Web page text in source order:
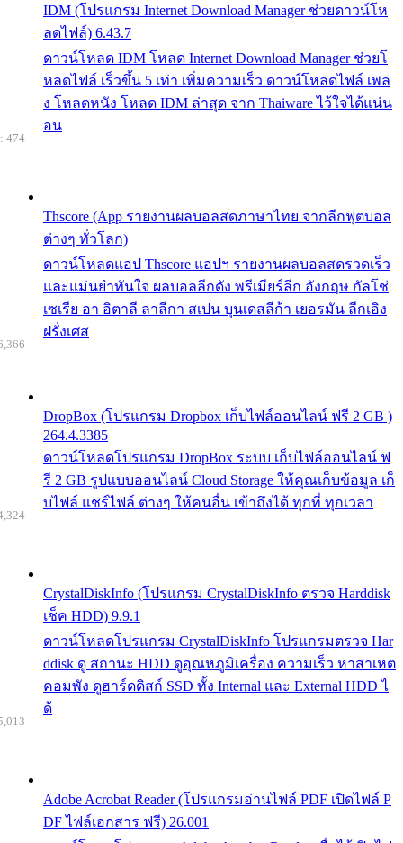
IDM (โปรแกรม Internet Download Manager ช่วยดาวน์โห
ลดไฟล์) 6.43.7
ดาวน์โหลด IDM โหลด Internet Download Manager ช่วยโ
หลดไฟล์ เร็วขึ้น 5 เท่า เพิ่มความเร็ว ดาวน์โหลดไฟล์ เพล
ง โหลดหนัง โหลด IDM ล่าสุด จาก Thaiware ไว้ใจได้แน่น
อน
Thscore (App รายงานผลบอลสดภาษาไทย จากลีกฟุตบอล
ต่างๆ ทั่วโลก)
ดาวน์โหลดแอป Thscore แอปฯ รายงานผลบอลสดรวดเร็ว
และแม่นยำทันใจ ผลบอลลีกดัง พรีเมียร์ลีก อังกฤษ กัลโช่
เซเรีย อา อิตาลี ลาลีกา สเปน บุนเดสลีก้า เยอรมัน ลีกเอิง
ฝรั่งเศส
474
DropBox (โปรแกรม Dropbox เก็บไฟล์ออนไลน์ ฟรี 2 GB )
264.4.3385
ดาวน์โหลดโปรแกรม DropBox ระบบ เก็บไฟล์ออนไลน์ ฟ
รี 2 GB รูปแบบออนไลน์ Cloud Storage ให้คุณเก็บข้อมูล เก็
บไฟล์ แชร์ไฟล์ ต่างๆ ให้คนอื่น เข้าถึงได้ ทุกที่ ทุกเวลา
CrystalDiskInfo (โปรแกรม CrystalDiskInfo ตรวจ Harddisk
เช็ค HDD) 9.9.1
ดาวน์โหลดโปรแกรม CrystalDiskInfo โปรแกรมตรวจ Har
ddisk ดู สถานะ HDD ดูอุณหภูมิเครื่อง ความเร็ว หาสาเหต
คอมพัง ดูฮาร์ดดิสก์ SSD ทั้ง Internal และ External HDD ไ
ด้
Adobe Acrobat Reader (โปรแกรมอ่านไฟล์ PDF เปิดไฟล์ P
DF ไฟล์เอกสาร ฟรี) 26.001